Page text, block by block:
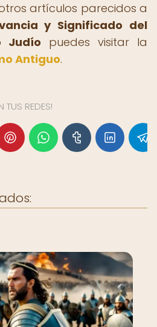
artículos parecidos a
y Significado del
Judío puedes visitar la
Antiguo.
TUS REDES!